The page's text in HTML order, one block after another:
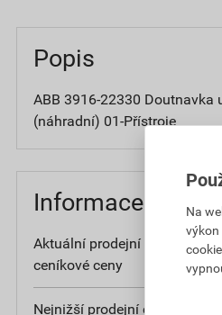
Popis
ABB 3916-22330 Doutnavka
(náhradní) 01-Přístroje
Informace o ceně
Aktuální prodejní cena po
ceníkové ceny
Nejnižší prodejní cena v době
Na
výkon